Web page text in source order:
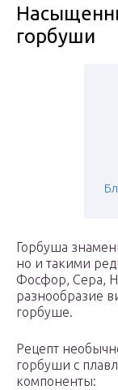
горбуши
Горбуша
но и такими
Фосфор, Сера,
разнообразие
горбуше.
Рецепт
горбуши с
компоненты: